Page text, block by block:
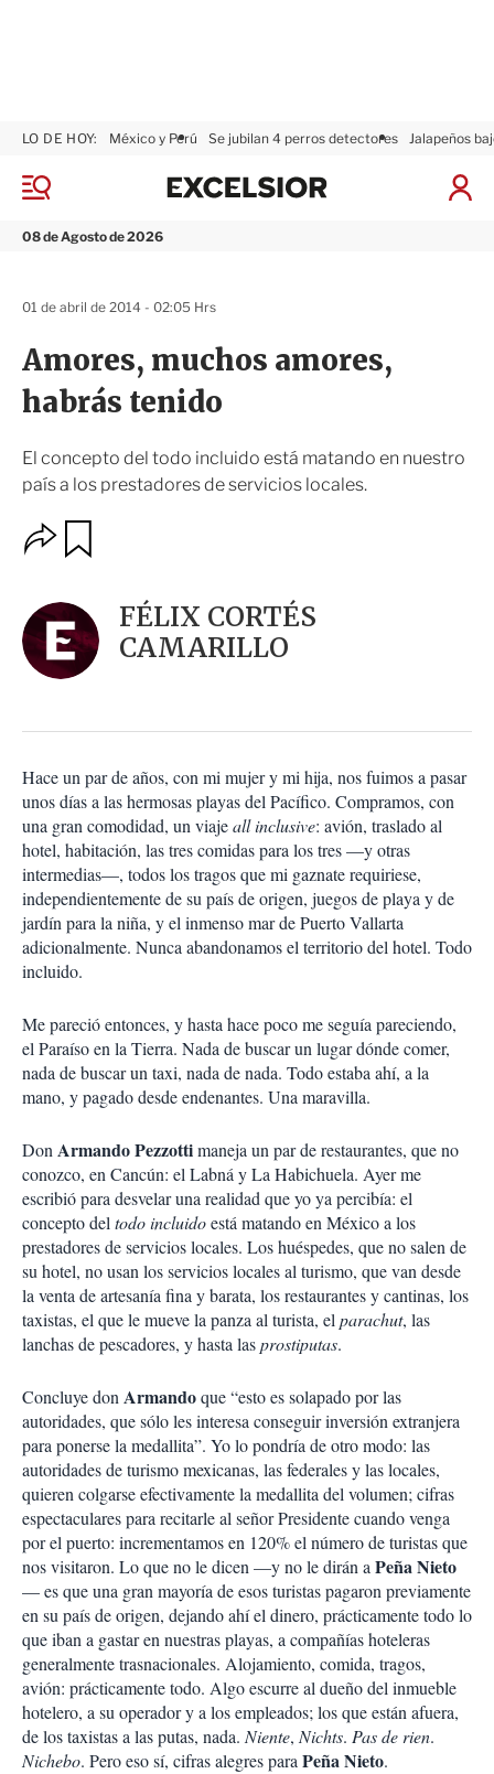
M
n
08 de Agosto de 2026
LO DE HOY: México y Perú Se jubilan 4 perros detectores Jalapeños
I
x
Amores, muchos amores,
habrás tenido
El concepto del todo incluido está matando en nuestro
país a los prestadores de servicios locales.
01 de abril de 2014 - 02:05 Hrs
O
p
n
e
s
c
m
p
a
t
i
r
a
r
FÉLIX CORTÉS
CAMARILLO
Hace un par de años, con mi mujer y mi hija, nos fuimos a pasar
unos días a las hermosas playas del Pacífico. Compramos, con
una gran comodidad, un viajeall inclusive: avión, traslado al
hotel, habitación, las tres comidas para los tres —y otras
intermedias—, todos los tragos que mi gaznate requiriese,
independientemente de su país de origen, juegos de playa y de
jardín para la niña, y el inmenso mar de Puerto Vallarta
adicionalmente. Nunca abandonamos el territorio del hotel. Todo
incluido.
Me pareció entonces, y hasta hace poco me seguía pareciendo,
el Paraíso en la Tierra. Nada de buscar un lugar dónde comer,
nada de buscar un taxi, nada de nada. Todo estaba ahí, a la
mano, y pagado desde endenantes. Una maravilla.
Don Armando Pezzottimaneja un par de restaurantes, que no
conozco, en Cancún: el Labná y La Habichuela. Ayer me
escribió para desvelar una realidad que yo ya percibía: el
concepto del todo incluidoestá matando en México a los
prestadores de servicios locales. Los huéspedes, que no salen de
su hotel, no usan los servicios locales al turismo, que van desde
la venta de artesanía fina y barata, los restaurantes y cantinas, los
taxistas, el que le mueve la panza al turista, el parachut, las
lanchas de pescadores, y hasta lasprostiputas.
Concluye don Armandoque “esto es solapado por las
autoridades, que sólo les interesa conseguir inversión extranjera
para ponerse la medallita”. Yo lo pondría de otro modo: las
autoridades de turismo mexicanas, las federales y las locales,
quieren colgarse efectivamente la medallita del volumen; cifras
espectaculares para recitarle al señor Presidente cuando venga
por el puerto: incrementamos en 120% el número de turistas que
nos visitaron. Lo que no le dicen —y no le dirán a PeñaNieto
— es que una gran mayoría de esos turistas pagaron previamente
en su país de origen, dejando ahí el dinero, prácticamente todo lo
que iban a gastar en nuestras playas, a compañías hoteleras
generalmente trasnacionales. Alojamiento, comida, tragos,
avión: prácticamente todo. Algo escurre al dueño del inmueble
hotelero, a su operador y a los empleados; los que están afuera,
de los taxistas a las putas, nada. Niente, Nichts. Pasde rien.
Nichebo. Pero eso sí, cifras alegres para PeñaNieto.